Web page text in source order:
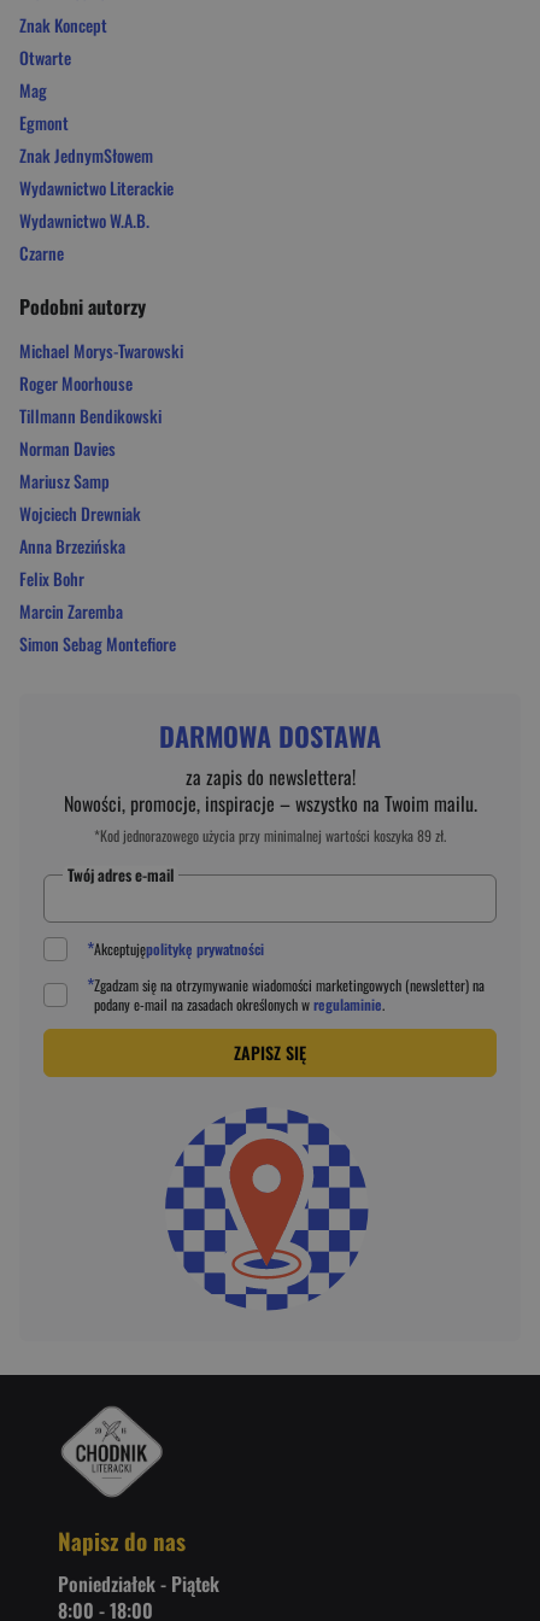
Znak Koncept
Otwarte
Mag
Egmont
Znak JednymSłowem
Wydawnictwo Literackie
Wydawnictwo W.A.B.
Czarne
Podobni autorzy
Michael Morys-Twarowski
Roger Moorhouse
Tillmann Bendikowski
Norman Davies
Mariusz Samp
Wojciech Drewniak
Anna Brzezińska
Felix Bohr
Marcin Zaremba
Simon Sebag Montefiore
DARMOWA DOSTAWA
za zapis do newslettera!
Nowości, promocje, inspiracje – wszystko na Twoim mailu.
*Kod jednorazowego użycia przy minimalnej wartości koszyka 89 zł.
Twój adres e-mail
*Akceptujępolitykę prywatności
*Zgadzam się na otrzymywanie wiadomości marketingowych (newsletter) na
podanye-mail na zasadach określonych wregulaminie.
ZAPISZ SIĘ
Napisz do nas
Poniedziałek - Piątek
8:00 - 18:00